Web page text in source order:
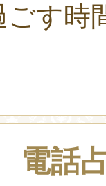
ごす時
電話